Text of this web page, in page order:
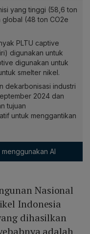
yang tinggi (58,6 ton
(48 ton CO2e
PLTU captive
digunakan untuk
digunakan untuk
smelter nikel.
dekarbonisasi industri
2024 dan
tujuan
untuk menggantikan
AI
Nasional
Indonesia
dihasilkan